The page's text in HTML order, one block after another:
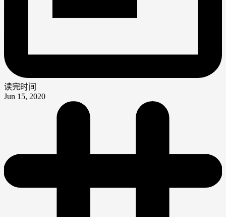
读完时间
Jun 15, 2020